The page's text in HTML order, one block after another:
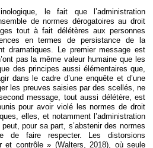
le fait que l’administration
de normes dérogatoires au droit
tout à fait délétères aux personnes
en termes de persistance de la
dramatiques. Le premier message est
pas la même valeur humaine que les
des principes aussi élémentaires que,
dans le cadre d’une enquête et d’une
les preuves saisies par des scellés, ne
message, tout aussi délétère, est
pour avoir violé les normes de droit
elles, et notamment l’administration
pour sa part, s’abstenir des normes
de faire respecter. Les distorsions
et contrôle » (Walters, 2018), où seule